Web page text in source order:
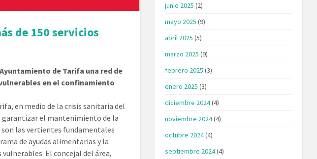
de 150 servicios
de Tarifa una red de
en el confinamiento
en medio de la crisis sanitaria del
garantizar el mantenimiento de la
son las vertientes fundamentales
de ayudas alimentarias y la
El concejal del área,
junio 2025 (2)
mayo 2025 (9)
abril 2025 (5)
marzo 2025 (9)
febrero 2025 (3)
enero 2025 (3)
diciembre 2024(4)
noviembre 2024(4)
octubre 2024(4)
septiembre 2024(4)